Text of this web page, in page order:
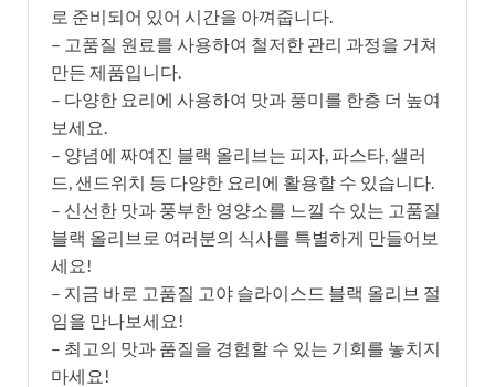
로 준비되어 있어 시간을 아껴줍니다.
– 고품질 원료를 사용하여 철저한 관리 과정을 거쳐
만든 제품입니다.
– 다양한 요리에 사용하여 맛과 풍미를 한층 더 높여
보세요.
– 양념에 짜여진 블랙 올리브는 피자, 파스타, 샐러
드, 샌드위치 등 다양한 요리에 활용할 수 있습니다.
– 신선한 맛과 풍부한 영양소를 느낄 수 있는 고품질
블랙 올리브로 여러분의 식사를 특별하게 만들어보
세요!
– 지금 바로 고품질 고야 슬라이스드 블랙 올리브 절
임을 만나보세요!
– 최고의 맛과 품질을 경험할 수 있는 기회를 놓치지
마세요!